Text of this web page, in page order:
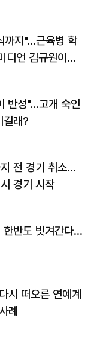
까지"…근육병 학
디언 김규원이었
반성"…고개 숙인
길래?
전 경기 취소…
경기 시작
한반도 빗겨간다…
시 떠오른 연예계
례